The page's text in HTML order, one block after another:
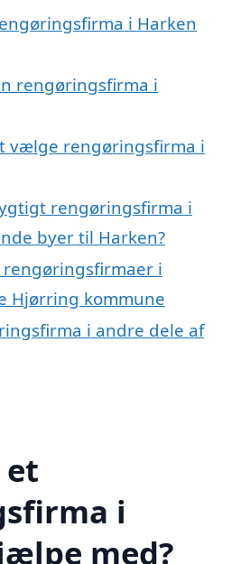
i Harken
rengøringsfirma i
vælge rengøringsfirma i
rengøringsfirma i
byer til Harken?
i
Hjørring kommune
i andre dele af
et
i
med?